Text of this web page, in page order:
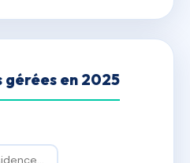
gérées en 2025